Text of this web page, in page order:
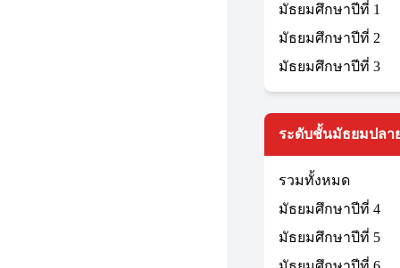
มัธยมศึกษาปีที่ 1
มัธยมศึกษาปีที่ 2
มัธยมศึกษาปีที่ 3
ระดับชั้นมัธยมปลา
รวมทั้งหมด
มัธยมศึกษาปีที่ 4
มัธยมศึกษาปีที่ 5